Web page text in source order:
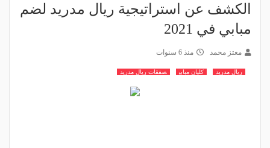
الكشف عن استراتيجية ريال مدريد لضم
مبابي في 2021
معتز محمد منذ 6 سنوات
ريال مدريد كليان مبابي صفقات ريال مدريد